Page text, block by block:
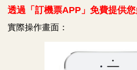
透過「訂機票APP」免費提供
實際操作畫面：